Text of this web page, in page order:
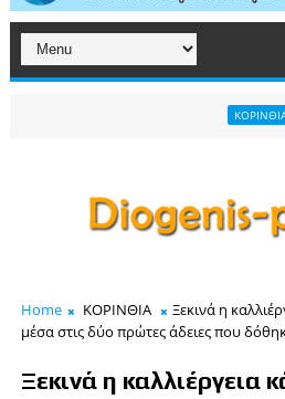
ΚΟΡΙΝΘΙΑ Η
Home ΚΟΡΙΝΘΙΑ
Ξεκινά η
μέσα στις δύο πρώτες άδειες που
Ξεκινά η καλλιέργεια